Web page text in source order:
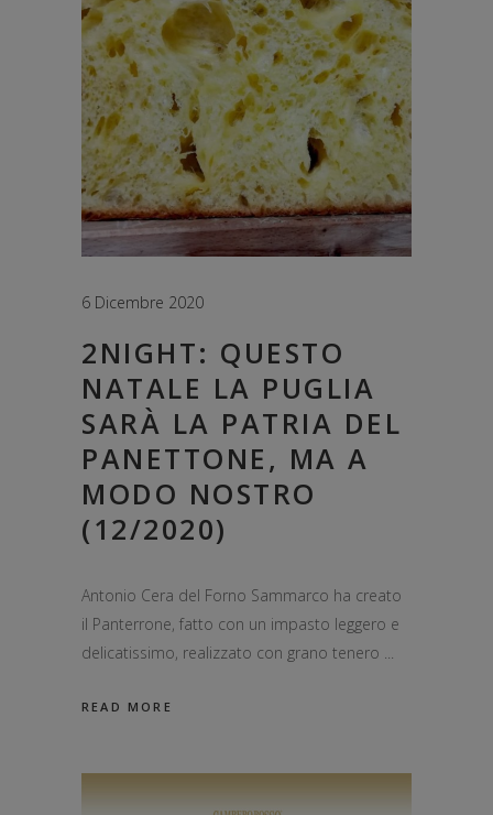
6 Dicembre 2020
2NIGHT: QUESTO
NATALE LA PUGLIA
SARÀ LA PATRIA DEL
PANETTONE, MA A
MODO NOSTRO
(12/2020)
Antonio Cera del Forno Sammarco ha creato
il Panterrone, fatto con un impasto leggero e
delicatissimo, realizzato con grano tenero
READ MORE